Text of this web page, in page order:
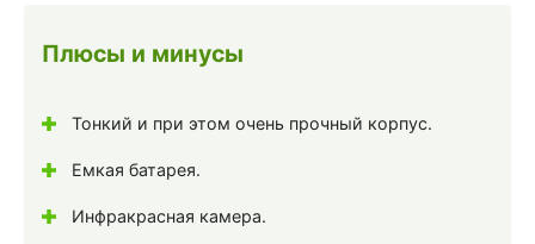
Плюсы и минусы
Тонкий и при этом очень прочный корпус.
Емкая батарея.
Инфракрасная камера.